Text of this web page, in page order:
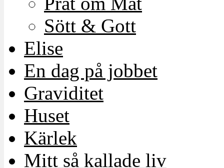
Sött & Gott
Elise
En dag på jobbet
Graviditet
Huset
Kärlek
Mitt så kallade liv